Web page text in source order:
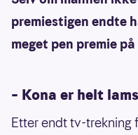
premiestigen endte
meget pen premie
– Kona er helt
Etter endt tv-trekning